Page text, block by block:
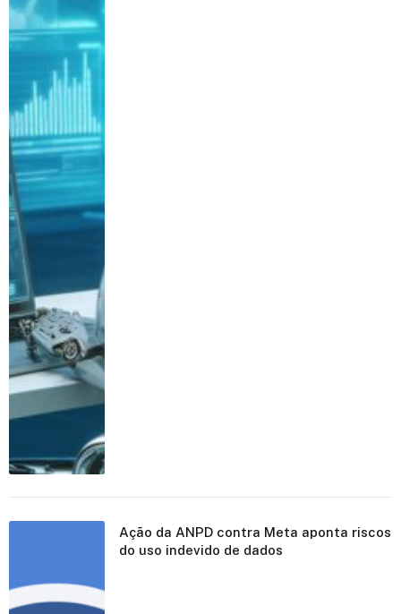
Ação da ANPD contra Meta aponta riscos
do uso indevido de dados